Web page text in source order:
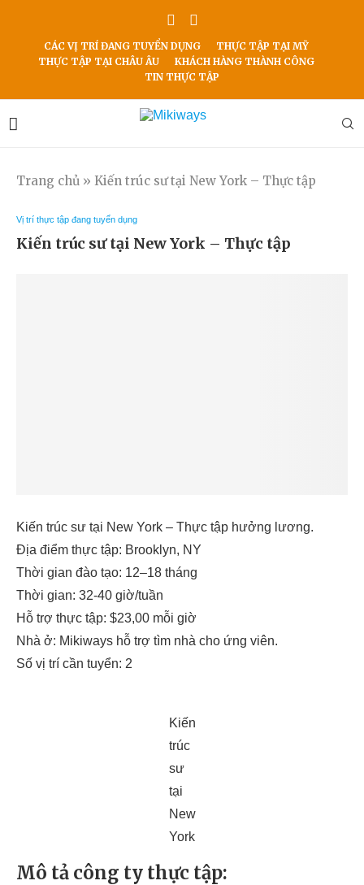
CÁC VỊ TRÍ ĐANG TUYỂN DỤNG
THỰC TẬP TẠI MỸ
THỰC TẬP TẠI CHÂU ÂU
KHÁCH HÀNG THÀNH CÔNG
TIN THỰC TẬP
Trang chủ » Kiến trúc sư tại New York – Thực tập
Vị trí thực tập đang tuyển dụng
Kiến trúc sư tại New York – Thực tập
Kiến trúc sư tại New York – Thực tập hưởng lương.
Địa điểm thực tập: Brooklyn, NY
Thời gian đào tạo: 12–18 tháng
Thời gian: 32-40 giờ/tuần
Hỗ trợ thực tập: $23,00 mỗi giờ
Nhà ở: Mikiways hỗ trợ tìm nhà cho ứng viên.
Số vị trí cần tuyển: 2
Kiến
trúc
sư
tại
New
York
Mô tả công ty thực tập: